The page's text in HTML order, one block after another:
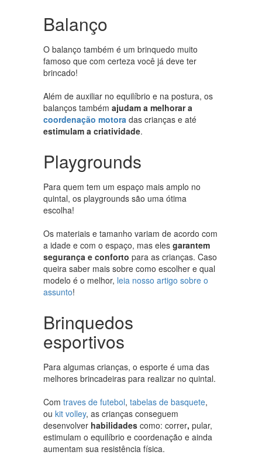
Balanço
O balanço também é um brinquedo muito
famoso que com certeza você já deve ter
brincado!
Além de auxiliar no equilíbrio e na postura, os
balanços também ajudam a melhorar a
coordenação motora das crianças e até
estimulam a criatividade.
Playgrounds
Para quem tem um espaço mais amplo no
quintal, os playgrounds são uma ótima
escolha!
Os materiais e tamanho variam de acordo com
a idade e com o espaço, mas eles garantem
segurança e conforto para as crianças. Caso
queira saber mais sobre como escolher e qual
modelo é o melhor, leia nosso artigo sobre o
assunto!
Brinquedos
esportivos
Para algumas crianças, o esporte é uma das
melhores brincadeiras para realizar no quintal.
Com traves de futebol, tabelas de basquete,
ou kit volley, as crianças conseguem
desenvolver habilidades como: correr, pular,
estimulam o equilíbrio e coordenação e ainda
aumentam sua resistência física.